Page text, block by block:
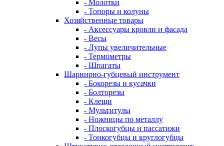
- Молотки
- Топоры и колуны
Хозяйственные товары
- Аксессуары кровли и фасада
- Весы
- Лупы увеличительные
- Термометры
- Шпагаты
Шарнирно-губцевый инструмент
- Бокорезы и кусачки
- Болторезы
- Клещи
- Мультитулы
- Ножницы по металлу
- Плоскогубцы и пассатижи
- Тонкогубцы и круглогубцы